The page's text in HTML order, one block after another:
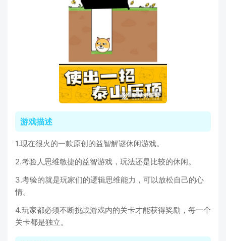
游戏描述
1.现在很火的一款原创的益智解谜休闲游戏。
2.考验人思维敏捷的益智游戏，玩法还是比较的休闲。
3.考验的就是玩家们的逻辑思维能力，可以放松自己的心
情。
4.玩家都必须不断挑战游戏内的关卡才能获得奖励，每一个
关卡都是独立。